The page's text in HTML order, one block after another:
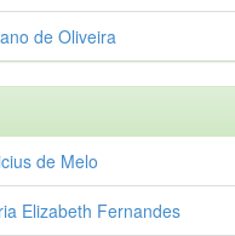
de Oliveira
de Melo
Elizabeth Fernandes